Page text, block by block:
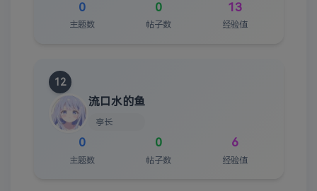
0
主题数
0
帖子数
13
经验值
12
流口水的鱼
亭长
0
主题数
0
帖子数
6
经验值